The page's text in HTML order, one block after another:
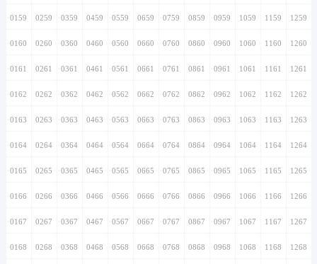
0159 0259 0359 0459 0559 0659 0759 0859 0959 1059 1159 1259
0160 0260 0360 0460 0560 0660 0760 0860 0960 1060 1160 1260
0161 0261 0361 0461 0561 0661 0761 0861 0961 1061 1161 1261
0162 0262 0362 0462 0562 0662 0762 0862 0962 1062 1162 1262
0163 0263 0363 0463 0563 0663 0763 0863 0963 1063 1163 1263
0164 0264 0364 0464 0564 0664 0764 0864 0964 1064 1164 1264
0165 0265 0365 0465 0565 0665 0765 0865 0965 1065 1165 1265
0166 0266 0366 0466 0566 0666 0766 0866 0966 1066 1166 1266
0167 0267 0367 0467 0567 0667 0767 0867 0967 1067 1167 1267
0168 0268 0368 0468 0568 0668 0768 0868 0968 1068 1168 1268